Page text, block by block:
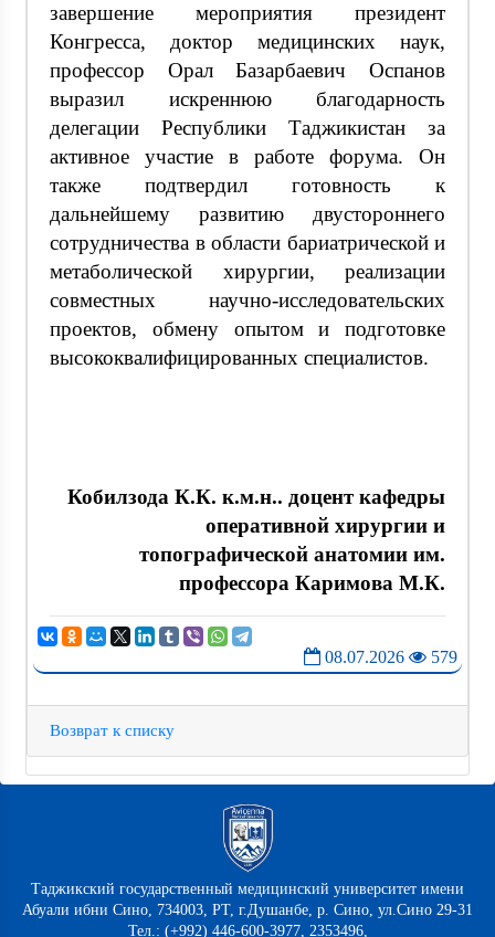
завершение мероприятия президент
Конгресса, доктор медицинских наук,
профессор Орал Базарбаевич Оспанов
выразил искреннюю благодарность
делегации Республики Таджикистан за
активное участие в работе форума. Он
также подтвердил готовность к
дальнейшему развитию двустороннего
сотрудничества в области бариатрической и
метаболической хирургии, реализации
совместных научно-исследовательских
проектов, обмену опытом и подготовке
высококвалифицированных специалистов.
Кобилзода К.К. к.м.н.. доцент кафедры
оперативной хирургии и
топографической анатомии им.
профессора Каримова М.К.
08.07.2026 579
Возврат к списку
Таджикский государственный медицинский университет имени
Абуали ибни Сино, 734003, РТ, г.Душанбе, р. Сино, ул.Сино 29-31
Тел.: (+992) 446-600-3977, 2353496,